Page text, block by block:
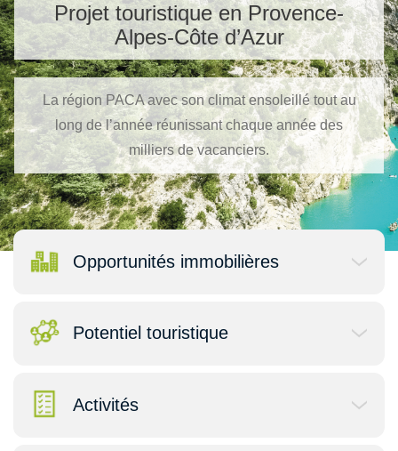
Projet touristique en Provence-
Alpes-Côte d’Azur
La région PACA avec son climat ensoleillé tout au
long de l’année réunissant chaque année des
milliers de vacanciers.
Opportunités immobilières
Potentiel touristique
Activités